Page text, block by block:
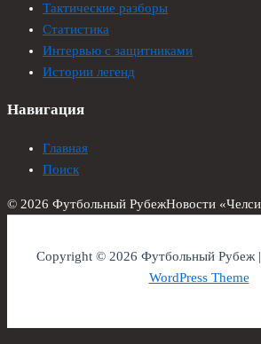
Тактические разборы
Статистика
Интервью с защитниками
Истории легенд
Навигация
Главная
Поиск
© 2026 Футбольный РубежНовости
Copyright © 2026 Футбольный Рубеж
WordPress Theme